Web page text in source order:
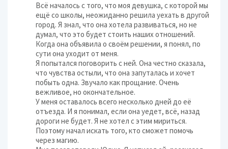
Всё началось с того, что моя девушка, с которой мы
ещё со школы, неожиданно решила уехать в другой
город. Я знал, что она хотела развиваться, но не
думал, что это будет стоить наших отношений.
Когда она объявила о своём решении, я понял, по
сути она уходит от меня.
Я попытался поговорить с ней. Она честно сказала,
что чувства остыли, что она запуталась и хочет
побыть одна. Звучало как прощание. Очень
вежливое, но окончательное.
У меня оставалось всего несколько дней до её
отъезда. И я понимал, если она уедет, всё, назад
дороги не будет. Я не хотел с этим мириться.
Поэтому начал искать того, кто сможет помочь
через магию.